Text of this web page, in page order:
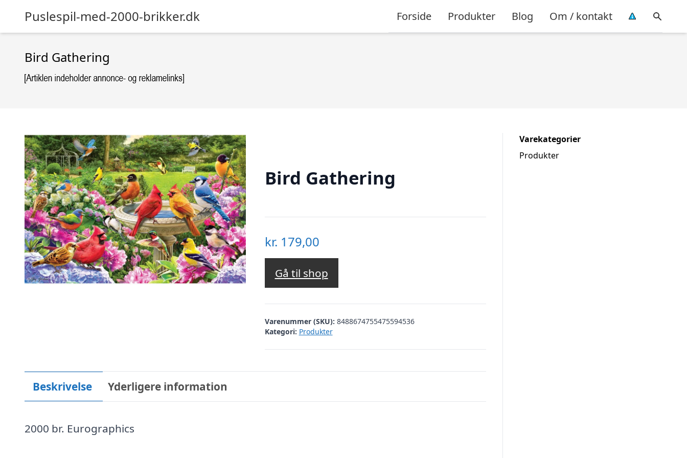
Puslespil-med-2000-brikker.dk Forside Produkter Blog Om / kontakt
Bird Gathering
Bird Gathering
kr. 179,00
Gå til shop
Varenummer (SKU): 8488674755475594536
Kategori: Produkter
Beskrivelse Yderligere information
2000 br. Eurographics
Varekategorier
Produkter